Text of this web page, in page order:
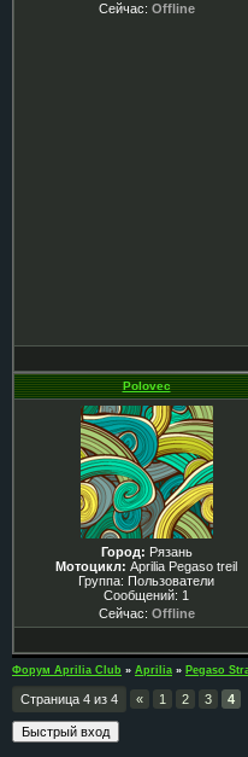
Сейчас: Offline
Polovec
Город: Рязань
Мотоцикл: Aprilia Pegaso treil
Группа: Пользователи
Сообщений: 1
Сейчас: Offline
Форум Aprilia Club » Aprilia » Pegaso
Страница 4 из 4 « 1 2 3 4